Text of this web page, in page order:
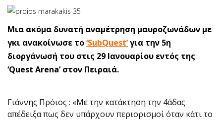
Μια ακόμα δυνατή αναμέτρηση μαυροζωνάδων με
γκι ανακοίνωσε το‘SubQuest’για την 5η
διοργάνωσή του στις 29 Ιανουαρίου εντός της
‘Quest Arena’ στον Πειραιά.
Γιάννης Πρόιος : «Με την κατάκτηση την 4άδας
απέδειξα πως δεν υπάρχουν περιορισμοί όταν κάτι το